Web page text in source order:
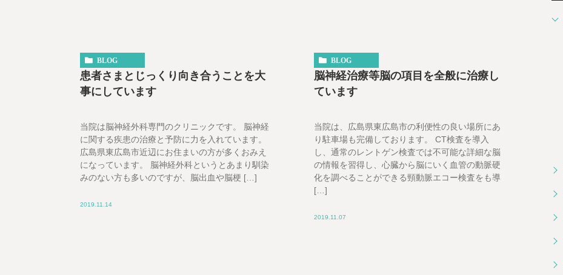
BLOG
患者さまとじっくり向き合うことを大
事にしています
当院は脳神経外科専門のクリニックです。 脳神経
に関する疾患の治療と予防に力を入れています。
広島県東広島市近辺にお住まいの方が多くおみえ
になっています。 脳神経外科というとあまり馴染
みのない方も多いのですが、脳出血や脳梗 […]
2019.11.14
BLOG
脳神経治療等脳の項目を全般に治療し
ています
当院は、広島県東広島市の利便性の良い場所にあ
り駐車場も完備しております。 CT検査を導入
し、通常のレントゲン検査では不可能な詳細な脳
の情報を習得し、心臓から脳にいく血管の動脈硬
化を調べることができる頸動脈エコー検査をも導
[…]
2019.11.07